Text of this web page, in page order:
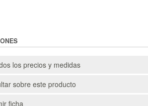
los precios y medidas
sobre este producto
ficha